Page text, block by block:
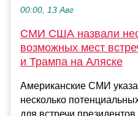
00:00, 13 Авг
СМИ США назвали
возможных мест
и Трампа на Аляске
Американские СМИ
несколько
для встречи